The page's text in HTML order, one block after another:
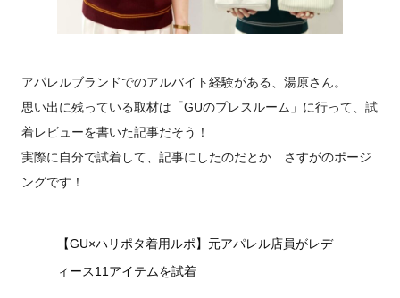
アパレルブランドでのアルバイト経験がある、湯原さん。
思い出に残っている取材は「GUのプレスルーム」に行って、試
着レビューを書いた記事だそう！
実際に自分で試着して、記事にしたのだとか…さすがのポージ
ングです！
【GU×ハリポタ着用ルポ】元アパレル店員がレデ
ィース11アイテムを試着